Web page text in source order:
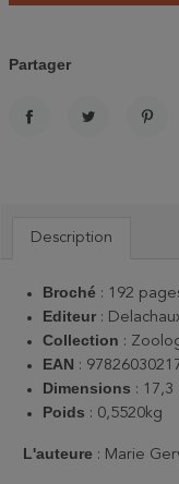
Partager
Description
Broché : 192
Editeur :
Collection :
EAN :
Dimensions : 17,3
Poids : 0,5520kg
L'auteure : Marie